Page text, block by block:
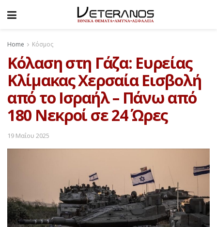
Home Κόσμος
Κόλαση στη Γάζα: Ευρείας
Κλίμακας Χερσαία Εισβολή
από το Ισραήλ – Πάνω από
180 Νεκροί σε 24 Ώρες
19 Μαΐου 2025